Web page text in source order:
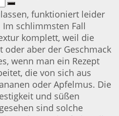
funktioniert leider
schlimmsten Fall
komplett, weil die
oder aber der Geschmack
wenn man ein Rezept
die von sich aus
oder Apfelmus. Die
und süßen
sind solche